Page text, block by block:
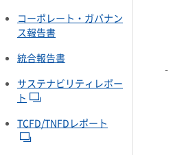
コーポレート・ガバナン
ス報告書
統合報告書
サステナビリティレポー
ト
TCFD/TNFDレポート
-